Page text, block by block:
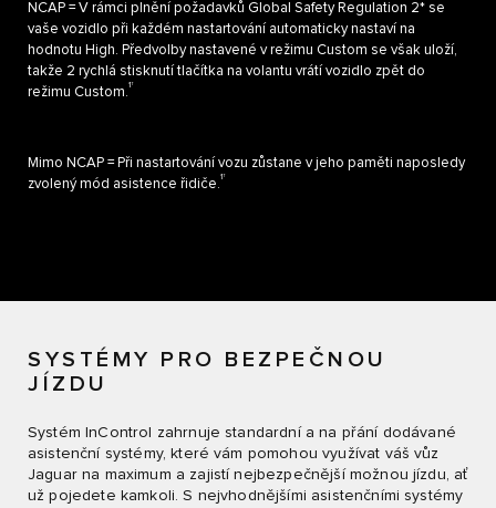
NCAP = V rámci plnění požadavků Global Safety Regulation 2* se
vaše vozidlo při každém nastartování automaticky nastaví na
hodnotu High. Předvolby nastavené v režimu Custom se však uloží,
takže 2 rychlá stisknutí tlačítka na volantu vrátí vozidlo zpět do
režimu Custom.1†
Mimo NCAP = Při nastartování vozu zůstane v jeho paměti naposledy
zvolený mód asistence řidiče.1†
SYSTÉMY PRO BEZPEČNOU
JÍZDU
Systém InControl zahrnuje standardní a na přání dodávané
asistenční systémy, které vám pomohou využívat váš vůz
Jaguar na maximum a zajistí nejbezpečnější možnou jízdu, ať
už pojedete kamkoli. S nejvhodnějšími asistenčními systémy